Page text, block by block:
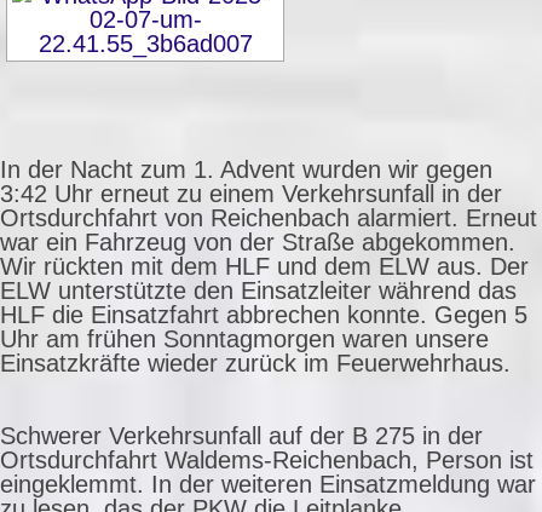
In der Nacht zum 1. Advent wurden wir gegen
3:42 Uhr erneut zu einem Verkehrsunfall in der
Ortsdurchfahrt von Reichenbach alarmiert. Erneut
war ein Fahrzeug von der Straße abgekommen.
Wir rückten mit dem HLF und dem ELW aus. Der
ELW unterstützte den Einsatzleiter während das
HLF die Einsatzfahrt abbrechen konnte. Gegen 5
Uhr am frühen Sonntagmorgen waren unsere
Einsatzkräfte wieder zurück im Feuerwehrhaus.
Schwerer Verkehrsunfall auf der B 275 in der
Ortsdurchfahrt Waldems-Reichenbach, Person ist
eingeklemmt. In der weiteren Einsatzmeldung war